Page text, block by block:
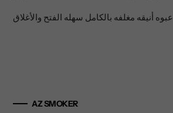
عبوه أنيقه مغلفه بالكامل سهله الفتح والأغلاق
AZ SMOKER